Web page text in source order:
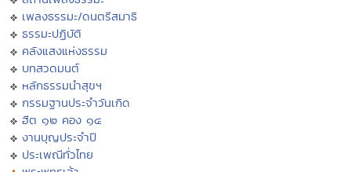
เพลงธรรมะ/ดนตรีสมาธิ
ธรรมะปฏิบัติ
คลังแสงแห่งธรรม
บทสวดมนต์
หลักธรรมนำสุขฯ
กรรมฐานประจำวันเกิด
ฮีต ๑๒ คอง ๑๔
งานบุญประจำปี
ประเพณีทั่วไทย